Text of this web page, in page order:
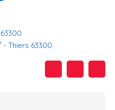
- Thiers 63300